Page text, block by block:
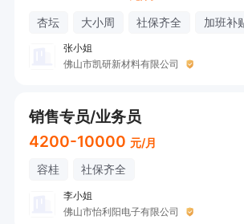
杏坛
大小周 社保齐全 加班补
张小姐
佛山市凯研新材料有限公司
销售专员/业务员
4200-10000 元/月
容桂 社保齐全
李小姐
佛山市怡利阳电子有限公司